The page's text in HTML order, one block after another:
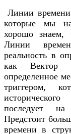
Линии времени
которые мы
хорошо знаем,
Линии
реальность в
как Вектор
определенное
триггером,
последует на
Предстоит
времени в